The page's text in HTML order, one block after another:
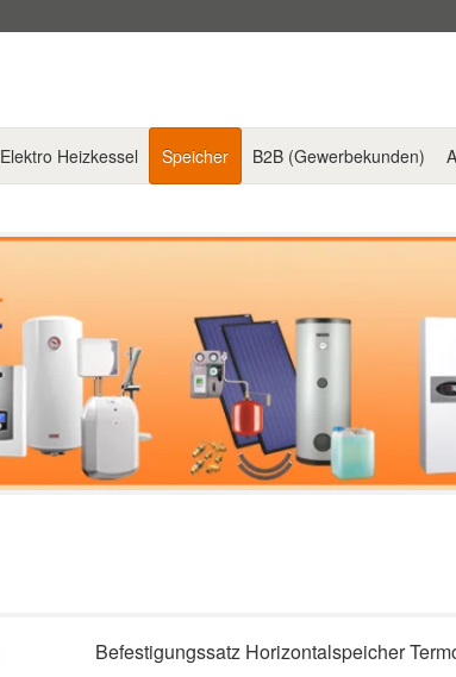
Elektro Heizkessel Speicher B2B (Gewerbekunden)
Befestigungssatz Horizontalspeicher